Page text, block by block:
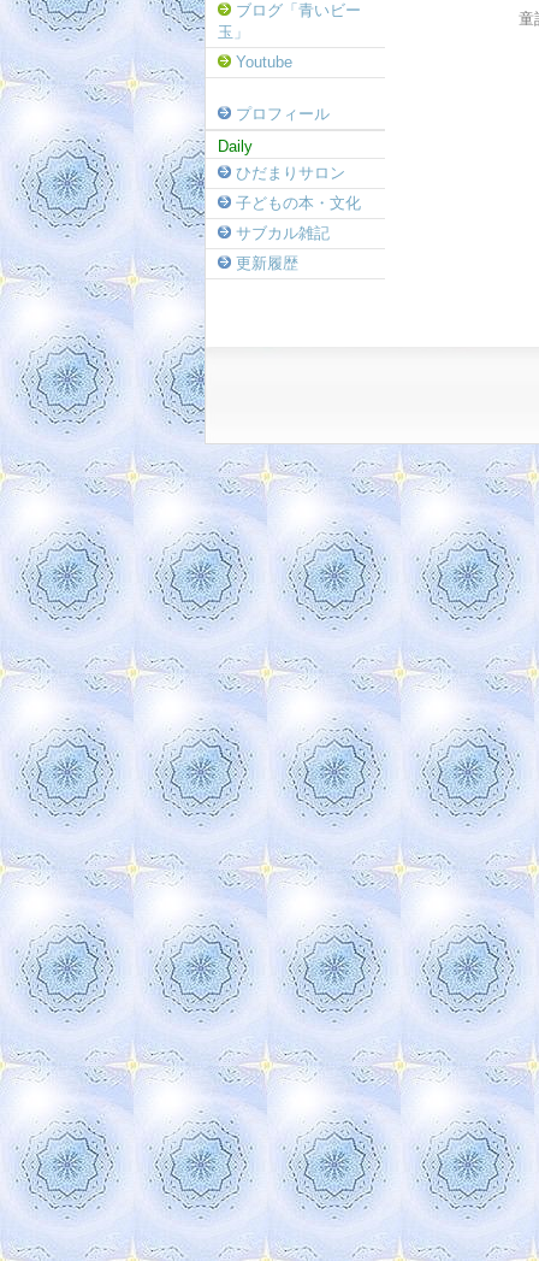
ブログ「青いビー
玉」
Youtube
プロフィール
Daily
ひだまりサロン
子どもの本・文化
サブカル雑記
更新履歴
童